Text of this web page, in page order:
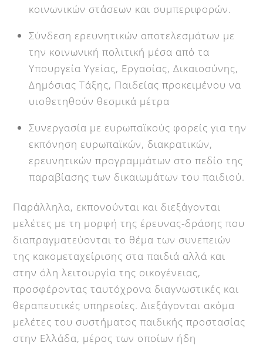
κοινωνικών στάσεων και συμπεριφορών.
Σύνδεση ερευνητικών αποτελεσμάτων με
την κοινωνική πολιτική μέσα από τα
Υπουργεία Υγείας, Εργασίας, Δικαιοσύνης,
Δημόσιας Τάξης, Παιδείας προκειμένου να
υιοθετηθούν θεσμικά μέτρα
Συνεργασία με ευρωπαϊκούς φορείς για την
εκπόνηση ευρωπαϊκών, διακρατικών,
ερευνητικών προγραμμάτων στο πεδίο της
παραβίασης των δικαιωμάτων του παιδιού.
Παράλληλα, εκπονούνται και διεξάγονται
μελέτες με τη μορφή της έρευνας-δράσης που
διαπραγματεύονται το θέμα των συνεπειών
της κακομεταχείρισης στα παιδιά αλλά και
στην όλη λειτουργία της οικογένειας,
προσφέροντας ταυτόχρονα διαγνωστικές και
θεραπευτικές υπηρεσίες. Διεξάγονται ακόμα
μελέτες του συστήματος παιδικής προστασίας
στην Ελλάδα, μέρος των οποίων ήδη